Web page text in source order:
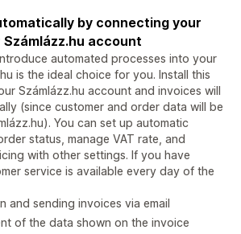
by connecting your
account
automated processes into your
is the ideal choice for you. Install this
Számlázz.hu account and invoices will
(since customer and order data will be
You can set up automatic
status, manage VAT rate, and
with other settings. If you have
service is available every day of the
and sending invoices via email
of the data shown on the invoice